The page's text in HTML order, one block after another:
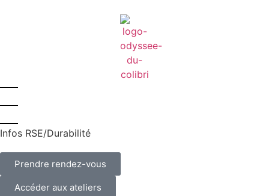
Infos RSE/Durabilité
Prendre rendez-vous
Accéder aux ateliers